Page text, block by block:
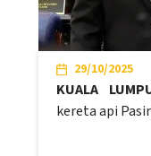
29/10/2025
KUALA
kereta api